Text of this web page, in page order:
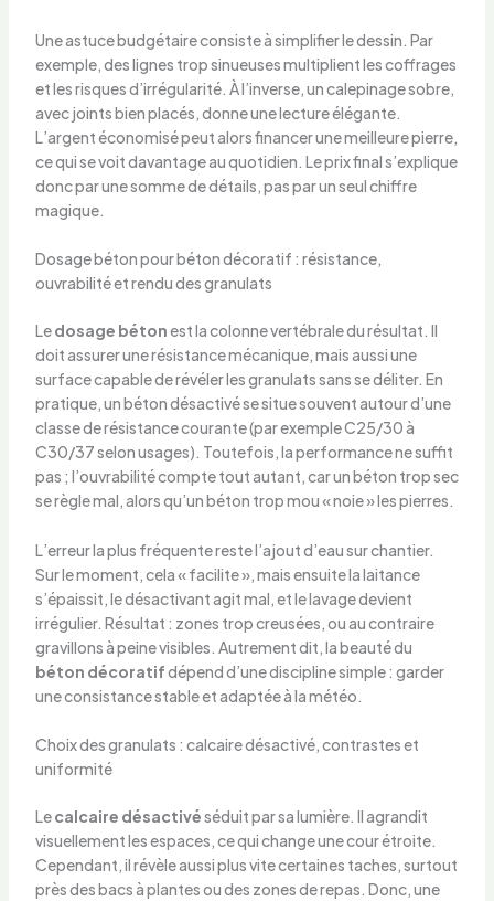
Une astuce budgétaire consiste à simplifier le dessin. Par
exemple, des lignes trop sinueuses multiplient les coffrages
et les risques d’irrégularité. À l’inverse, un calepinage sobre,
avec joints bien placés, donne une lecture élégante.
L’argent économisé peut alors financer une meilleure pierre,
ce qui se voit davantage au quotidien. Le prix final s’explique
donc par une somme de détails, pas par un seul chiffre
magique.
Dosage béton pour béton décoratif : résistance,
ouvrabilité et rendu des granulats
Ledosage bétonest la colonne vertébrale du résultat. Il
doit assurer une résistance mécanique, mais aussi une
surface capable de révéler les granulats sans se déliter. En
pratique, un béton désactivé se situe souvent autour d’une
classe de résistance courante (par exemple C25/30 à
C30/37 selon usages). Toutefois, la performance ne suffit
pas ; l’ouvrabilité compte tout autant, car un béton trop sec
se règle mal, alors qu’un béton trop mou « noie » les pierres.
L’erreur la plus fréquente reste l’ajout d’eau sur chantier.
Sur le moment, cela « facilite », mais ensuite la laitance
s’épaissit, le désactivant agit mal, et le lavage devient
irrégulier. Résultat : zones trop creusées, ou au contraire
gravillons à peine visibles. Autrement dit, la beauté du
béton décoratifdépend d’une discipline simple : garder
une consistance stable et adaptée à la météo.
Choix des granulats : calcaire désactivé, contrastes et
uniformité
Lecalcaire désactivéséduit par sa lumière. Il agrandit
visuellement les espaces, ce qui change une cour étroite.
Cependant, il révèle aussi plus vite certaines taches, surtout
près des bacs à plantes ou des zones de repas. Donc, une